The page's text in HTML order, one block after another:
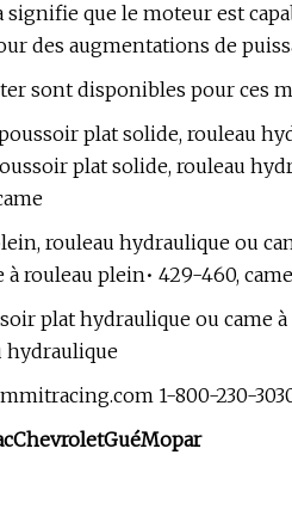
signifie que le moteur est
des augmentations de
sont disponibles pour ces
plat solide, rouleau
plat solide, rouleau
rouleau hydraulique ou
rouleau plein• 429-460,
plat hydraulique ou came
hydraulique
1-800-230-
ChevroletGuéMopar